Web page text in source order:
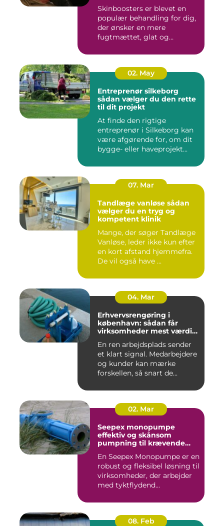
Skinboosters er blevet en
populær behandling for dig,
der ønsker en mere
fugtmættet, glat og
02. May
Entreprenør silkeborg
sådan vælger du den rette
til dit projekt
At finde den rigtige
entreprenør i Silkeborg kan
være afgørende for, om dit
bygge- eller haveprojekt...
07. Mar
Tandlæge vanløse sådan
vælger du en tryg og
kompetent klinik
Mange, der søger Tandlæge
Vanløse, leder ikke kun efter
en kort afstand hjemmefra.
De vil også have ...
04. Mar
Erhvervsrengøring i
københavn: sådan får
virksomheder mest værdi
En ren arbejdsplads sender
et klart signal. Medarbejdere
og kunder kan mærke
forskellen, så snart de...
02. Mar
Seepex monopumpe
effektiv og skånsom
pumpning til krævende
En Seepex Monopumpe er en
robust og fleksibel løsning til
virksomheder, der arbejder
med tyktflydend...
08. Feb